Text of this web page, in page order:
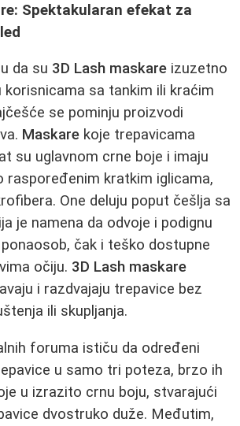
Spektakularan efekat za
da su 3D Lash maskare izuzetno
korisnicama sa tankim ili kraćim
se pominju proizvodi
Maskare koje trepavicama
su uglavnom crne boje i imaju
raspoređenim kratkim iglicama,
One deluju poput češlja sa
je namena da odvoje i podignu
čak i teško dostupne
očiju. 3D Lash maskare
i razdvajaju trepavice bez
ili skupljanja.
foruma ističu da određeni
u samo tri poteza, brzo ih
u izrazito crnu boju, stvarajući
dvostruko duže. Međutim,